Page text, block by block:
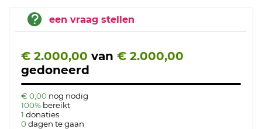
een vraag stellen
€ 2.000,00 van € 2.000,00
gedoneerd
€ 0,00 nog nodig
100% bereikt
1 donaties
0 dagen te gaan